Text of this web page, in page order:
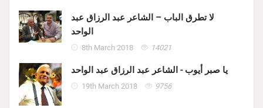
لا تطرق الباب – الشاعر عبد الرزاق عبد
الواحد
8th March 2018 14021
يا صبر أيوب - الشاعر عبد الرزاق عبد الواحد
19th March 2018 9756